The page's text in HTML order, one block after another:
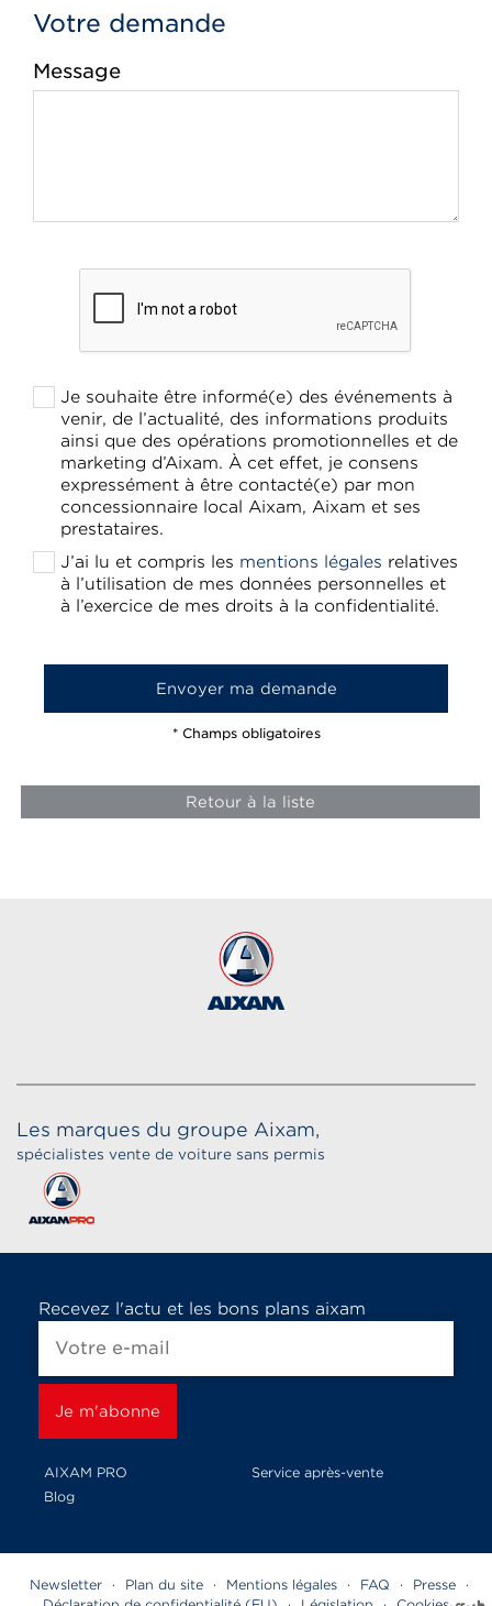
Votre demande
Message
Je souhaite être informé(e) des événements à
venir, de l’actualité, des informations produits
ainsi que des opérations promotionnelles et de
marketing d’Aixam. À cet effet, je consens
expressément à être contacté(e) par mon
concessionnaire local Aixam, Aixam et ses
prestataires.
J’ai lu et compris les mentions légales relatives
à l’utilisation de mes données personnelles et
à l’exercice de mes droits à la confidentialité.
* Champs obligatoires
Retour à la liste
Les marques du groupe Aixam,
spécialistes vente de voiture sans permis
Recevez l'actu et les bons plans aixam
AIXAM PRO
Service après-vente
Blog
Newsletter · Plan du site · Mentions légales · FAQ · Presse
·